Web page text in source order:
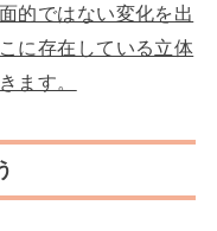
的ではない変化を出
に存在している立体
ます。